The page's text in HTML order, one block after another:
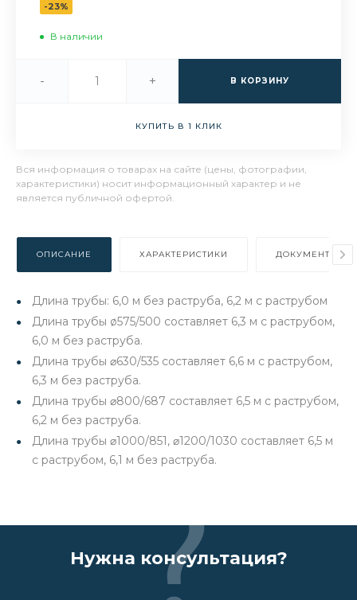
-23%
В наличии
- + В КОРЗИНУ
КУПИТЬ В 1 КЛИК
Вся информация о товарах на сайте (цены, фотографии,
характеристики) носит информационный характер и не
является публичной офертой.
ОПИСАНИЕ ХАРАКТЕРИСТИКИ ДОКУМЕНТЫ
Длина трубы: 6,0 м без раструба, 6,2 м с раструбом
Длина трубы ø575/500 составляет 6,3 м с раструбом,
6,0 м без раструба.
Длина трубы ⌀630/535 составляет 6,6 м с раструбом,
6,3 м без раструба.
Длина трубы ⌀800/687 составляет 6,5 м с раструбом,
6,2 м без раструба.
Длина трубы ⌀1000/851, ⌀1200/1030 составляет 6,5 м
с раструбом, 6,1 м без раструба.
Нужна консультация?